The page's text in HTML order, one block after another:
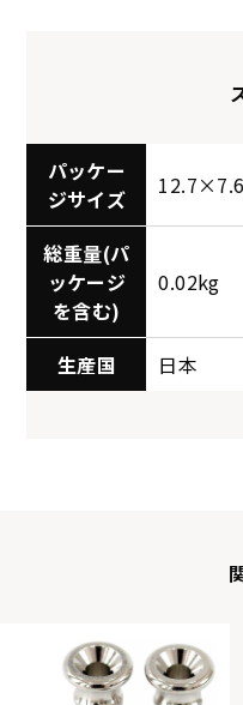
パッケー
ジサイズ
総重量(パ
ッケージ
を含む)
0.02kg
生産国 日本